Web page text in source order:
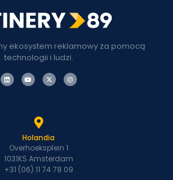
ekosystem reklamowy za pomocą
technologii i ludzi.
Holandia
Overhoeksplein 1
1031KS Amsterdam
+31 (06) 11 74 78 09